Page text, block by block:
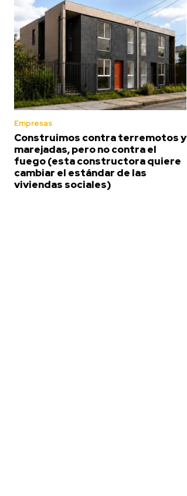
Empresas
Construimos contra terremotos y
marejadas, pero no contra el
fuego (esta constructora quiere
cambiar el estándar de las
viviendas sociales)